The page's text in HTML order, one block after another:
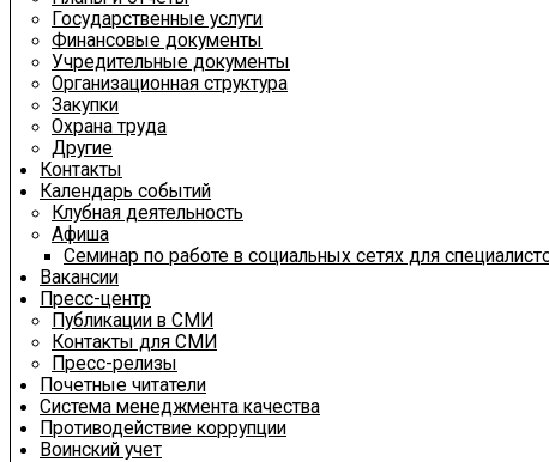
Государственные услуги
Финансовые документы
Учредительные документы
Организационная структура
Закупки
Охрана труда
Другие
Контакты
Календарь событий
Клубная деятельность
Афиша
Семинар по работе в социальных сетях для
Вакансии
Пресс-центр
Публикации в СМИ
Контакты для СМИ
Пресс-релизы
Почетные читатели
Система менеджмента качества
Противодействие коррупции
Воинский учет